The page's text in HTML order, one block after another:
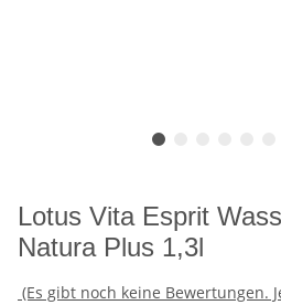
Lotus Vita Esprit
Natura Plus 1,3l
(Es gibt noch keine Bewertungen.